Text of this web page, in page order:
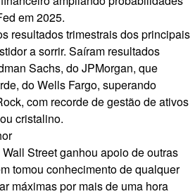
em 2025.
resultados trimestrais dos principais
a sorrir. Saíram resultados
Sachs, do JPMorgan, que
, do Wells Fargo, superando
com recorde de gestão de ativos
cristalino.
Street ganhou apoio de outras
tomou conhecimento de qualquer
máximas por mais de uma hora